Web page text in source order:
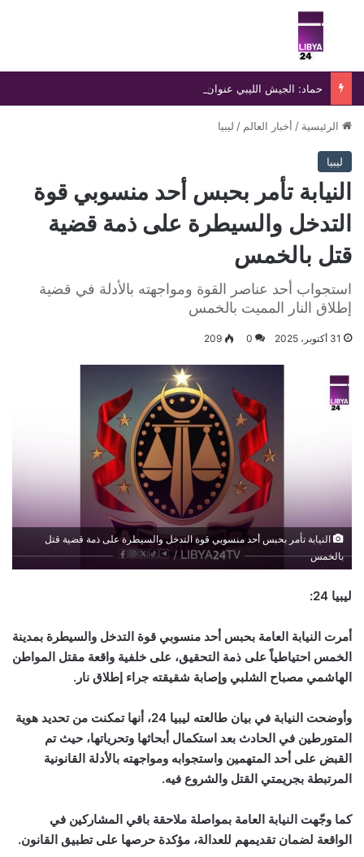
بحث عن
الرئيسية / أخبار العالم / ليبيا
ليبيا
النيابة تأمر بحبس أحد منسوبي قوة
التدخل والسيطرة على ذمة قضية
قتل بالخمس
استجواب أحد عناصر القوة ومواجهته بالأدلة في قضية
إطلاق النار المميت بالخمس
31 أكتوبر، 2025 0
209
النيابة تأمر بحبس أحد منسوبي قوة التدخل والسيطرة على ذمة قضية قتل
بالخمس
ليبيا 24:
أمرت النيابة العامة بحبس أحد منسوبي قوة التدخل والسيطرة بمدينة
الخمس احتياطياً على ذمة التحقيق، على خلفية واقعة مقتل المواطن
الهاشمي مصباح الشلبي وإصابة شقيقته جراء إطلاق نار.
وأوضحت النيابة في بيان طالعته ليبيا 24، أنها تمكنت من تحديد هوية
المتورطين في الحادث بعد استكمال أبحاثها وتحرياتها، حيث تم
القبض على أحد المتهمين واستجوابه ومواجهته بالأدلة القانونية
المرتبطة بجريمتي القتل والشروع فيه.
كما وجّهت النيابة العامة بمواصلة ملاحقة باقي المشاركين في
الواقعة لضمان تقديمهم للعدالة، مؤكدة حرصها على تطبيق القانون.